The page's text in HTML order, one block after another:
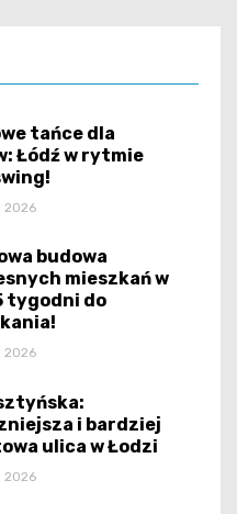
tańce dla
Łódź w rytmie
2026
budowa
mieszkań w
tygodni do
2026
i bardziej
ulica w Łodzi
2026